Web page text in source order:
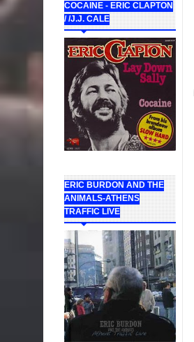
COCAINE - ERIC CLAPTON
/ /J.J. CALE
ERIC BURDON AND THE
ANIMALS-ATHENS
TRAFFIC LIVE